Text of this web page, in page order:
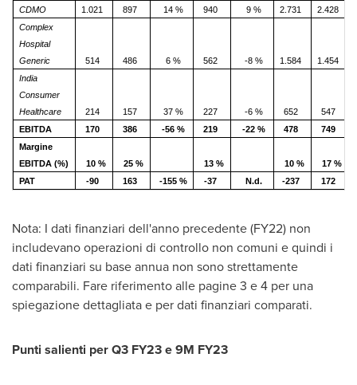
CDMO
1.021 897 14 % 940 9 % 2.731
2.428
Complex
Hospital
Generic
514 486 6 % 562 -8 % 1.584
1.454
India
Consumer
Healthcare
214 157 37 % 227 -6 % 652
547
EBITDA
170 386 -56 % 219 -22 % 478
749
Margine
EBITDA (%)
10 % 25 % 13 % 10 %
17 %
PAT
-90 163 -155 % -37 N.d. -237 172
Nota: I dati finanziari dell'anno precedente (FY22) non
includevano operazioni di controllo non comuni e quindi i
dati finanziari su base annua non sono strettamente
comparabili. Fare riferimento alle pagine 3 e 4 per una
spiegazione dettagliata e per dati finanziari comparati.
Punti salienti per Q3 FY23 e9M FY23